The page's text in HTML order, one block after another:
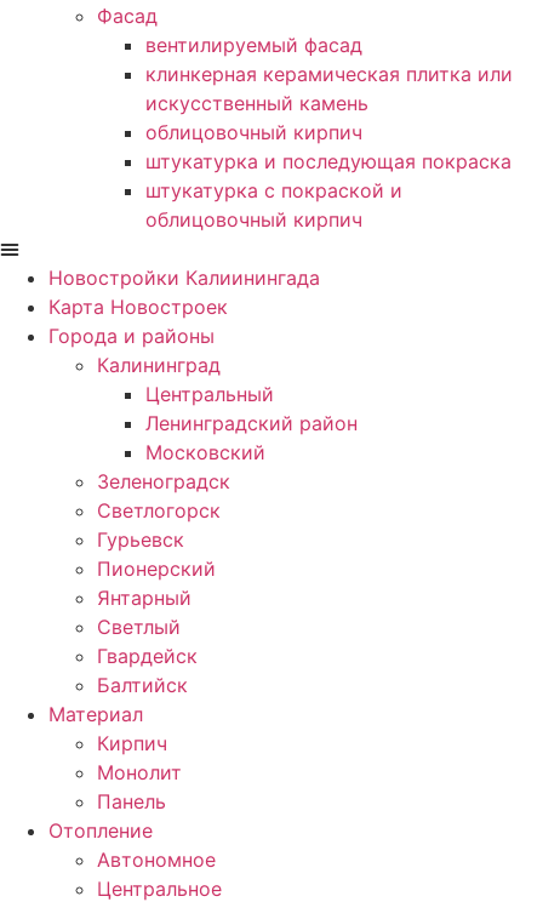
Фасад
вентилируемый фасад
клинкерная керамическая плитка или
искусственный камень
облицовочный кирпич
штукатурка и последующая покраска
штукатурка с покраской и
облицовочный кирпич
Новостройки Калиинингада
Карта Новостроек
Города и районы
Калининград
Центральный
Ленинградский район
Московский
Зеленоградск
Светлогорск
Гурьевск
Пионерский
Янтарный
Светлый
Гвардейск
Балтийск
Материал
Кирпич
Монолит
Панель
Отопление
Автономное
Центральное